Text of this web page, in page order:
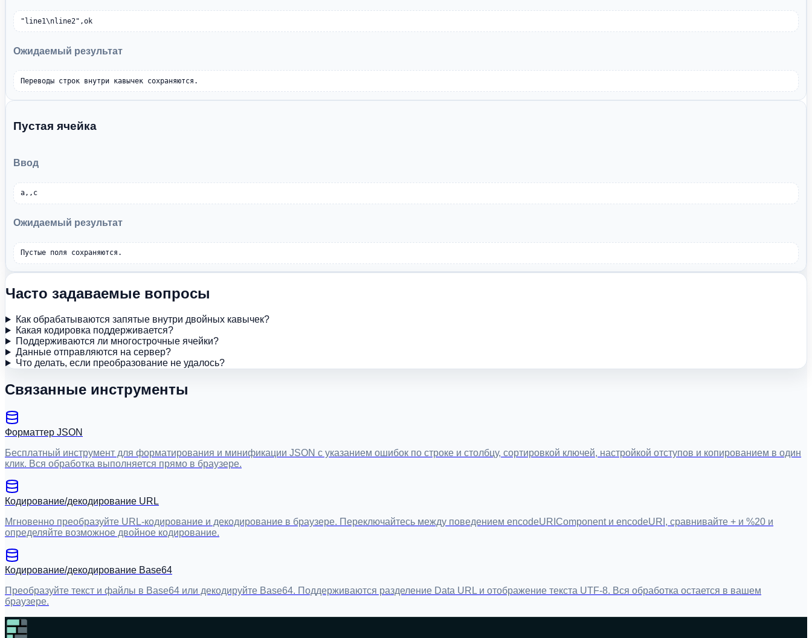
"line1\nline2",ok
Ожидаемый результат
Переводы строк внутри кавычек сохраняются.
Пустая ячейка
Ввод
a,,c
Ожидаемый результат
Пустые поля сохраняются.
Часто задаваемые вопросы
Как обрабатываются запятые внутри двойных кавычек?
Какая кодировка поддерживается?
Поддерживаются ли многострочные ячейки?
Данные отправляются на сервер?
Что делать, если преобразование не удалось?
Связанные инструменты
Форматтер JSON
Бесплатный инструмент для форматирования и минификации JSON с указанием ошибок по строке и столбцу, сортировкой ключей, настройкой отступов и копированием в один
клик. Вся обработка выполняется прямо в браузере.
Кодирование/декодирование URL
Мгновенно преобразуйте URL-кодирование и декодирование в браузере. Переключайтесь между поведением encodeURIComponent и encodeURI, сравнивайте + и %20 и
определяйте возможное двойное кодирование.
Кодирование/декодирование Base64
Преобразуйте текст и файлы в Base64 или декодируйте Base64. Поддерживаются разделение Data URL и отображение текста UTF-8. Вся обработка остается в вашем
браузере.